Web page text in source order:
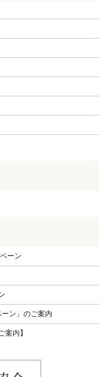
ーン
ーン」のご案内
案内】